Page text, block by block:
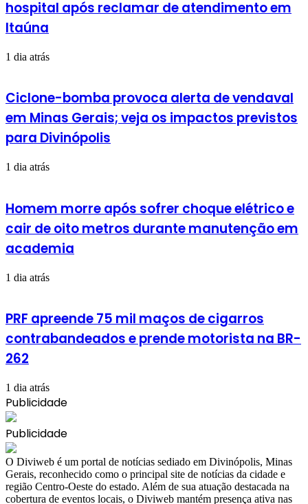
hospital após reclamar de atendimento em
Itaúna
1 dia atrás
Ciclone-bomba provoca alerta de vendaval
em Minas Gerais; veja os impactos previstos
para Divinópolis
1 dia atrás
Homem morre após sofrer choque elétrico e
cair de oito metros durante manutenção em
academia
1 dia atrás
PRF apreende 75 mil maços de cigarros
contrabandeados e prende motorista na BR-
262
1 dia atrás
Publicidade
Publicidade
​O Diviweb é um portal de notícias sediado em Divinópolis, Minas
Gerais, reconhecido como o principal site de notícias da cidade e
região Centro-Oeste do estado. Além de sua atuação destacada na
cobertura de eventos locais, o Diviweb mantém presença ativa nas